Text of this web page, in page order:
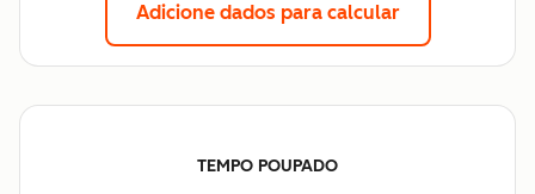
Adicione dados para calcular
TEMPO POUPADO